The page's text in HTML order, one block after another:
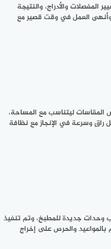
والأدراج، والنتيجة
وأنهى العمل في وقت قصير مع
ليتناسب مع المساحة،
راقٍ وسرعة في الإنجاز مع نظافة
وحدات جديدة للمطبخ، وتم تنفيذ
بالمواعيد والحرص على إخراج